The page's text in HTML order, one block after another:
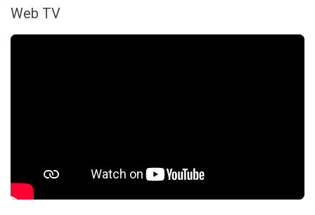
Web TV